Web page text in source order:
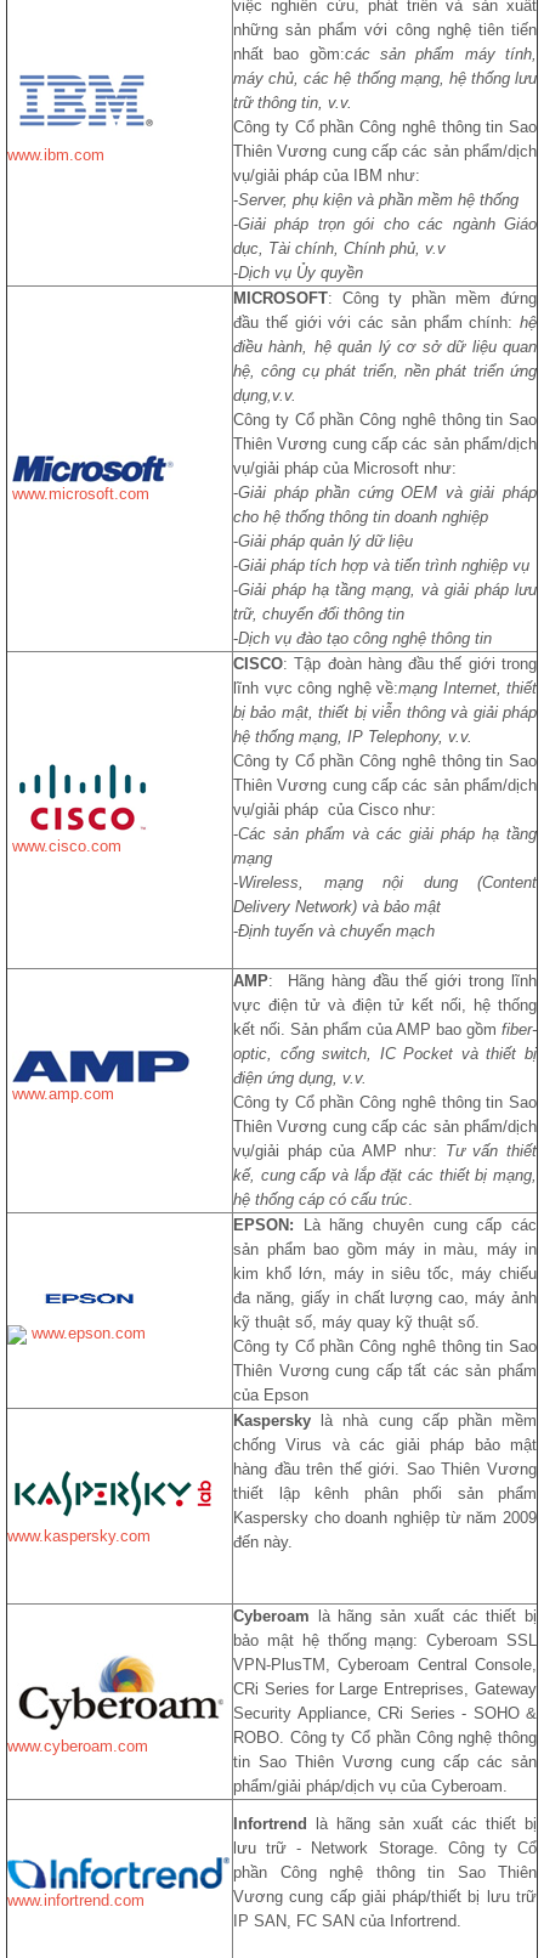
www.ibm.com
việc nghiên cứu, phát triển và sản xuất
những sản phẩm với công nghệ tiên tiến
nhất bao gồm:các sản phẩm máy tính,
máy chủ, các hệ thống mạng, hệ thống lưu
trữ thông tin, v.v.
Công ty Cổ phần Công nghê thông tin Sao
Thiên Vương cung cấp các sản phẩm/dịch
vụ/giải pháp của IBM như:
-Server, phụ kiện và phần mềm hệ thống
-Giải pháp trọn gói cho các ngành Giáo
dục, Tài chính, Chính phủ, v.v
-Dịch vụ Ủy quyền
www.microsoft.com
MICROSOFT: Công ty phần mềm đứng
đầu thế giới với các sản phẩm chính: hệ
điều hành, hệ quản lý cơ sở dữ liệu quan
hệ, công cụ phát triển, nền phát triển ứng
dụng,v.v.
Công ty Cổ phần Công nghê thông tin Sao
Thiên Vương cung cấp các sản phẩm/dịch
vụ/giải pháp của Microsoft như:
-Giải pháp phần cứng OEM và giải pháp
cho hệ thống thông tin doanh nghiệp
-Giải pháp quản lý dữ liệu
-Giải pháp tích hợp và tiến trình nghiệp vụ
-Giải pháp hạ tầng mạng, và giải pháp lưu
trữ, chuyển đổi thông tin
-Dịch vụ đào tạo công nghệ thông tin
www.cisco.com
CISCO: Tập đoàn hàng đầu thế giới trong
lĩnh vực công nghệ về:mạng Internet, thiết
bị bảo mật, thiết bị viễn thông và giải pháp
hệ thống mạng, IP Telephony, v.v.
Công ty Cổ phần Công nghê thông tin Sao
Thiên Vương cung cấp các sản phẩm/dịch
vụ/giải pháp của Cisco như:
-Các sản phẩm và các giải pháp hạ tầng
mạng
-Wireless, mạng nội dung (Content
Delivery Network) và bảo mật
-Định tuyến và chuyển mạch
www.amp.com
AMP: Hãng hàng đầu thế giới trong lĩnh
vực điện tử và điện tử kết nối, hệ thống
kết nối. Sản phẩm của AMP bao gồm fiber-
optic, cổng switch, IC Pocket và thiết bị
điện ứng dụng, v.v.
Công ty Cổ phần Công nghê thông tin Sao
Thiên Vương cung cấp các sản phẩm/dịch
vụ/giải pháp của AMP như: Tư vấn thiết
kế, cung cấp và lắp đặt các thiết bị mạng,
hệ thống cáp có cấu trúc.
www.epson.com
EPSON:
Là hãng chuyên cung cấp các
sản phẩm bao gồm máy in màu, máy in
kim khổ lớn, máy in siêu tốc, máy chiếu
đa năng, giấy in chất lượng cao, máy ảnh
kỹ thuật số, máy quay kỹ thuật số.
Công ty Cổ phần Công nghê thông tin Sao
Thiên Vương cung cấp tất các sản phẩm
của Epson
www.kaspersky.com
Kaspersky là nhà cung cấp phần mềm
chống Virus và các giải pháp bảo mật
hàng đầu trên thế giới. Sao Thiên Vương
thiết lập kênh phân phối sản phẩm
Kaspersky cho doanh nghiệp từ năm 2009
đến này.
www.cyberoam.com
Cyberoam
là hãng sản xuất các thiết bị
bảo mật hệ thống mạng: Cyberoam SSL
VPN-PlusTM, Cyberoam Central Console,
CRi Series for Large Entreprises, Gateway
Security Appliance, CRi Series - SOHO &
ROBO. Công ty Cổ phần Công nghệ thông
tin Sao Thiên Vương cung cấp các sản
phẩm/giải pháp/dịch vụ của Cyberoam.
www.infortrend.com
Infortrend
là hãng sản xuất các thiết bị
lưu trữ - Network Storage. Công ty Cổ
phần Công nghệ thông tin Sao Thiên
Vương cung cấp giải pháp/thiết bị lưu trữ
IP SAN, FC SAN của Infortrend.